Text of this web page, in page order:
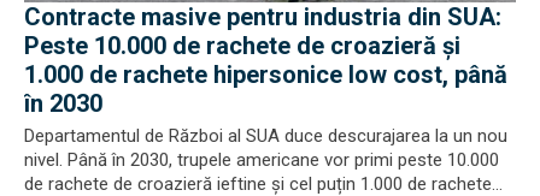
Contracte masive pentru industria din SUA:
Peste 10.000 de rachete de croazieră și
1.000 de rachete hipersonice low cost, până
în 2030
Departamentul de Război al SUA duce descurajarea la un nou
nivel. Până în 2030, trupele americane vor primi peste 10.000
de rachete de croazieră ieftine și cel puțin 1.000 de rachete...